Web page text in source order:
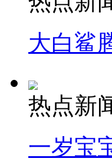
大白鲨
热点新
一岁宝